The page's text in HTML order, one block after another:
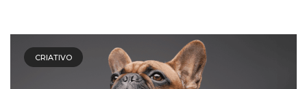
CRIATIVO